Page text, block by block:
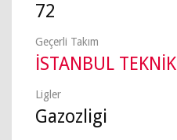
72
Geçerli Takım
İSTANBUL TEKNİK
Ligler
Gazozligi